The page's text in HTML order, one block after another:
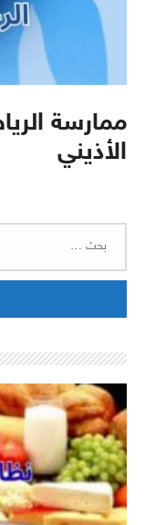
ممارسة
الأذيني